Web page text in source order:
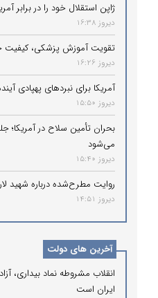
ژاپن استقلال خود را در برابر
دیروز 16:38
تقویت آموزش پزشکی، کیفیت
دیروز 16:26
آمریکا برای نبردهای پهپادی
دیروز 15:50
بحران تأمین سلاح در
می‌شود
دیروز 15:40
روایت مطرح‌شده درباره شهید
دیروز 14:51
آخرین های دولت
انقلاب مشروطه نماد بیداری،
ایران است